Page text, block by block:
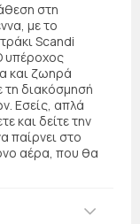
στη
με το
Scandi
υπέροχος
και ζωηρά
τη διακόσμησή
Εσείς, απλά
και δείτε την
παίρνει στο
αέρα, που θα